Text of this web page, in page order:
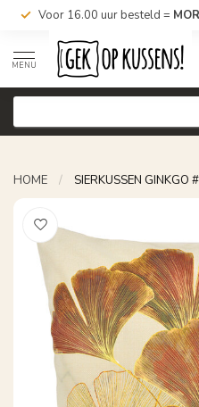
Voor 16.00 uur besteld =
MENU
HOME / SIERKUSSEN GINKGO